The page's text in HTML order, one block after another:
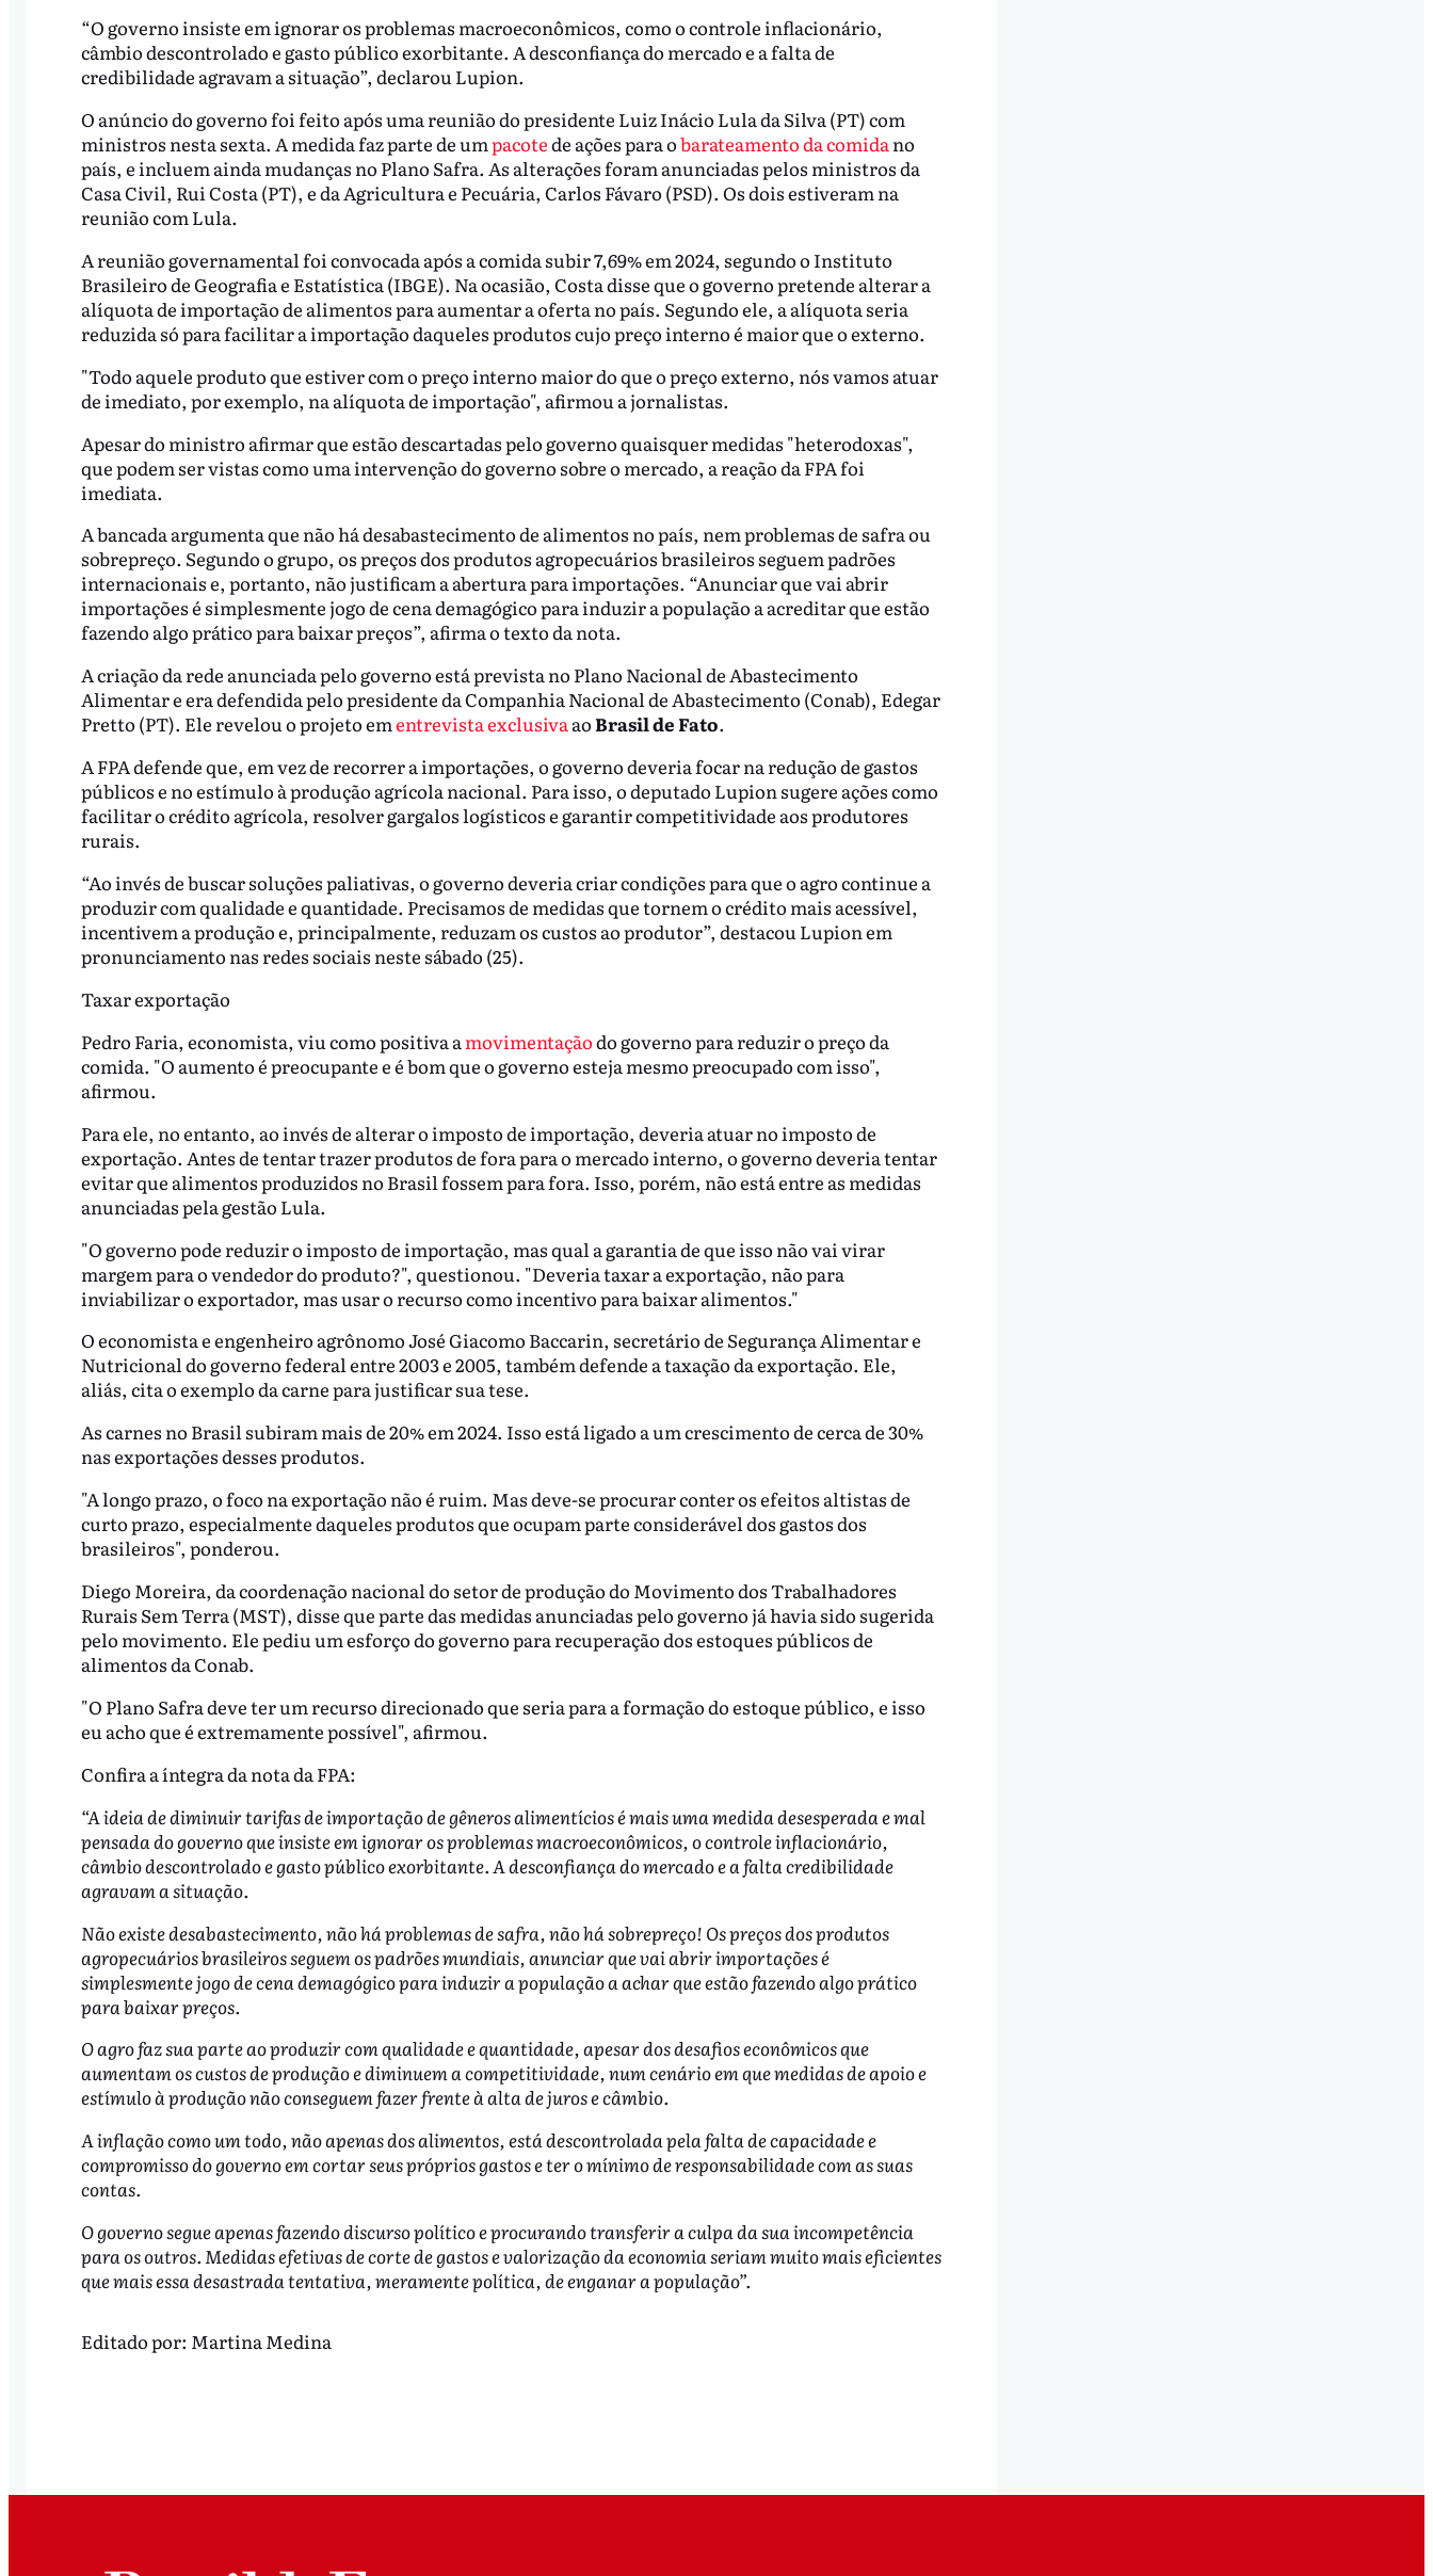
“O governo insiste em ignorar os problemas macroeconômicos, como o controle inflacionário,
câmbio descontrolado e gasto público exorbitante. A desconfiança do mercado e a falta de
credibilidade agravam a situação”, declarou Lupion.
O anúncio do governo foi feito após uma reunião do presidente Luiz Inácio Lula da Silva (PT) com
ministros nesta sexta. A medida faz parte de umpacotede ações para obarateamento da comida no
país, e incluem ainda mudanças no Plano Safra. As alterações foram anunciadas pelos ministros da
Casa Civil, Rui Costa (PT), e da Agricultura e Pecuária, Carlos Fávaro (PSD). Os dois estiveram na
reunião com Lula.
A reunião governamental foi convocada após a comida subir 7,69% em 2024, segundo o Instituto
Brasileiro de Geografia e Estatística (IBGE). Na ocasião, Costa disse que o governo pretende alterar a
alíquota de importação de alimentos para aumentar a oferta no país. Segundo ele, a alíquota seria
reduzida só para facilitar a importação daqueles produtos cujo preço interno é maior que o externo.
"Todo aquele produto que estiver com o preço interno maior do que o preço externo, nós vamos atuar
de imediato, por exemplo, na alíquota de importação", afirmou a jornalistas.
Apesar do ministro afirmar que estão descartadas pelo governo quaisquer medidas "heterodoxas",
que podem ser vistas como uma intervenção do governo sobre o mercado, a reação da FPA foi
imediata.
A bancada argumenta que não há desabastecimento de alimentos no país, nem problemas de safra ou
sobrepreço. Segundo o grupo, os preços dos produtos agropecuários brasileiros seguem padrões
internacionais e, portanto, não justificam a abertura para importações. “Anunciar que vai abrir
importações é simplesmente jogo de cena demagógico para induzir a população a acreditar que estão
fazendo algo prático para baixar preços”, afirma o texto da nota.
A criação da rede anunciada pelo governo está prevista no Plano Nacional de Abastecimento
Alimentar e era defendida pelo presidente da Companhia Nacional de Abastecimento (Conab), Edegar
Pretto (PT). Ele revelou o projeto ementrevista exclusivaaoBrasil de Fato.
A FPA defende que, em vez de recorrer a importações, o governo deveria focar na redução de gastos
públicos e no estímulo à produção agrícola nacional. Para isso, o deputado Lupion sugere ações como
facilitar o crédito agrícola, resolver gargalos logísticos e garantir competitividade aos produtores
rurais.
“Ao invés de buscar soluções paliativas, o governo deveria criar condições para que o agro continue a
produzir com qualidade e quantidade. Precisamos de medidas que tornem o crédito mais acessível,
incentivem a produção e, principalmente, reduzam os custos ao produtor”, destacou Lupion em
pronunciamento nas redes sociais neste sábado (25).
Taxar exportação
Pedro Faria, economista, viu como positiva a movimentaçãodo governo para reduzir o preço da
comida. "O aumento é preocupante e é bom que o governo esteja mesmo preocupado com isso",
afirmou.
Para ele, no entanto, ao invés de alterar o imposto de importação, deveria atuar no imposto de
exportação. Antes de tentar trazer produtos de fora para o mercado interno, o governo deveria tentar
evitar que alimentos produzidos no Brasil fossem para fora. Isso, porém, não está entre as medidas
anunciadas pela gestão Lula.
"O governo pode reduzir o imposto de importação, mas qual a garantia de que isso não vai virar
margem para o vendedor do produto?", questionou. "Deveria taxar a exportação, não para
inviabilizar o exportador, mas usar o recurso como incentivo para baixar alimentos."
O economista e engenheiro agrônomo José Giacomo Baccarin, secretário de Segurança Alimentar e
Nutricional do governo federal entre 2003 e 2005, também defende a taxação da exportação. Ele,
aliás, cita o exemplo da carne para justificar sua tese.
As carnes no Brasil subiram mais de 20% em 2024. Isso está ligado a um crescimento de cerca de 30%
nas exportações desses produtos.
"A longo prazo, o foco na exportação não é ruim. Mas deve-se procurar conter os efeitos altistas de
curto prazo, especialmente daqueles produtos que ocupam parte considerável dos gastos dos
brasileiros", ponderou.
Diego Moreira, da coordenação nacional do setor de produção do Movimento dos Trabalhadores
Rurais Sem Terra (MST), disse que parte das medidas anunciadas pelo governo já havia sido sugerida
pelo movimento. Ele pediu um esforço do governo para recuperação dos estoques públicos de
alimentos da Conab.
"O Plano Safra deve ter um recurso direcionado que seria para a formação do estoque público, e isso
eu acho que é extremamente possível", afirmou.
Confira a íntegra da nota da FPA:
“A ideia de diminuir tarifas de importação de gêneros alimentícios é mais uma medida desesperada e mal
pensada do governo que insiste em ignorar os problemas macroeconômicos, o controle inflacionário,
câmbio descontrolado e gasto público exorbitante. A desconfiança do mercado e a falta credibilidade
agravam a situação.
Não existe desabastecimento, não há problemas de safra, não há sobrepreço! Os preços dos produtos
agropecuários brasileiros seguem os padrões mundiais, anunciar que vai abrir importações é
simplesmente jogo de cena demagógico para induzir a população a achar que estão fazendo algo prático
para baixar preços.
O agro faz sua parte ao produzir com qualidade e quantidade, apesar dos desafios econômicos que
aumentam os custos de produção e diminuem a competitividade, num cenário em que medidas de apoio e
estímulo à produção não conseguem fazer frente à alta de juros e câmbio.
A inflação como um todo, não apenas dos alimentos, está descontrolada pela falta de capacidade e
compromisso do governo em cortar seus próprios gastos e ter o mínimo de responsabilidade com as suas
contas.
O governo segue apenas fazendo discurso político e procurando transferir a culpa da sua incompetência
para os outros. Medidas efetivas de corte de gastos e valorização da economia seriam muito mais eficientes
que mais essa desastrada tentativa, meramente política, de enganar a população”.
Editado por: Martina Medina